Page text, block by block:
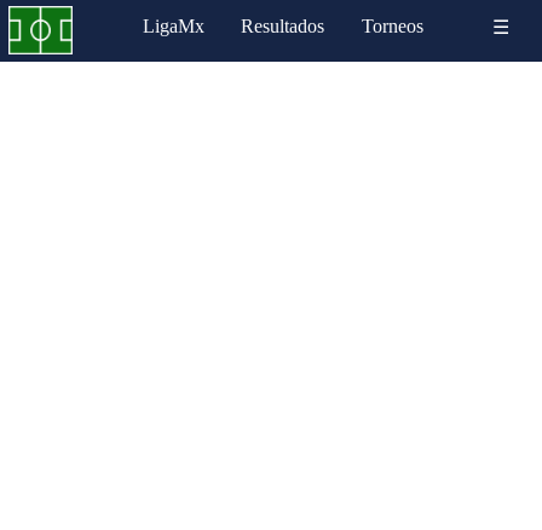
LigaMx Resultados Torneos ☰